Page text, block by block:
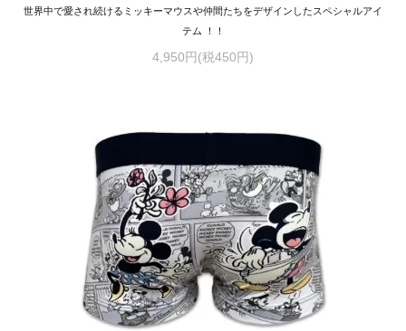
世界中で愛され続けるミッキーマウスや仲間たちをデザインしたスペシャルアイ
テム ！！
4,950円(税450円)